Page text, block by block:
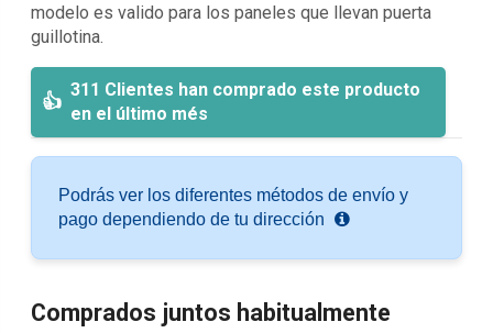
modelo es valido para los paneles que llevan puerta
guillotina.
311 Clientes han comprado este producto
en el último més
Podrás ver los diferentes métodos de envío y
pago dependiendo de tu dirección
Comprados juntos habitualmente